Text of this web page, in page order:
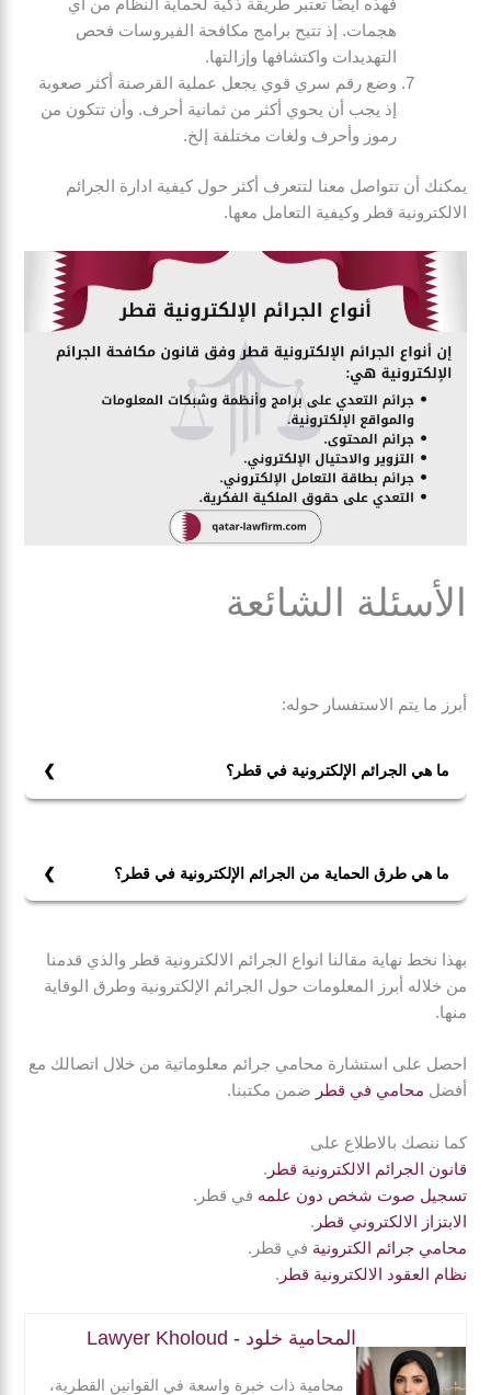
فهذه أيضًا تعتبر طريقة ذكية لحماية النظام من أي
هجمات. إذ تتيح برامج مكافحة الفيروسات فحص
التهديدات واكتشافها وإزالتها.
وضع رقم سري قوي يجعل عملية القرصنة أكثر صعوبة
إذ يجب أن يحوي أكثر من ثمانية أحرف. وأن تتكون من
رموز وأحرف ولغات مختلفة إلخ.
يمكنك أن تتواصل معنا لتتعرف أكثر حول كيفية ادارة الجرائم
الالكترونية قطر وكيفية التعامل معها.
الأسئلة الشائعة
أبرز ما يتم الاستفسار حوله:
ما هي الجرائم الإلكترونية في قطر؟
وتقع معظم الجرائم الإلكترونية من خلال لصوص أو مخترقين
ما هي طرق الحماية من الجرائم الإلكترونية في قطر؟
2. تحديث البرامج.
3. المحافظة على الخصوصية.
4. تجنب استخدام الشبكات العامة، أو الأجهزة العامة للأعمال
بهذا نخط نهاية مقالنا انواع الجرائم الالكترونية قطر والذي قدمنا
من خلاله أبرز المعلومات حول الجرائم الإلكترونية وطرق الوقاية
منها.
احصل على استشارة محامي جرائم معلوماتية من خلال اتصالك مع
أفضل محامي في قطر ضمن مكتبنا.
كما ننصك بالاطلاع على
قانون الجرائم الالكترونية قطر .
تسجيل صوت شخص دون علمه في قطر.
الابتزاز الالكتروني قطر .
محامي جرائم الكترونية في قطر.
نظام العقود الالكترونية قطر .
المحامية خلود - Lawyer Kholoud
محامية ذات خبرة واسعة في القوانين القطرية،